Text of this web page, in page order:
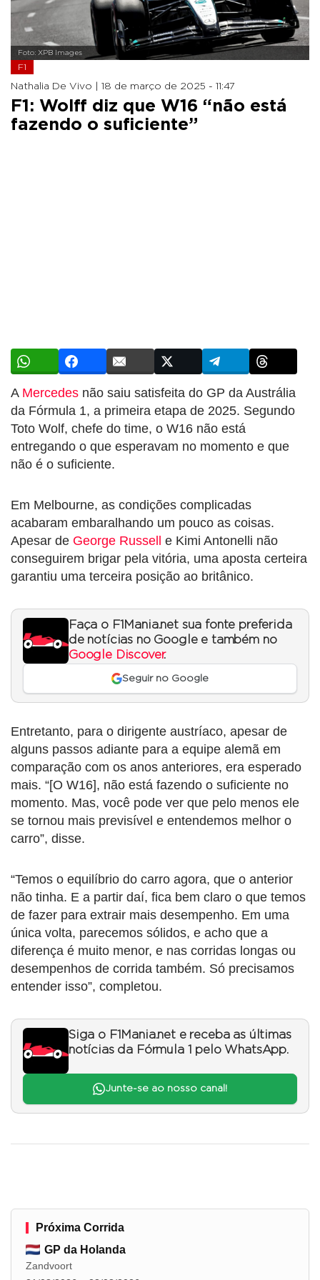
Foto: XPB Images
F1
Nathalia De Vivo | 18 de março de 2025 - 11:47
F1: Wolff diz que W16 “não está
fazendo o suficiente”
A Mercedes não saiu satisfeita do GP da Austrália
da Fórmula 1, a primeira etapa de 2025. Segundo
Toto Wolf, chefe do time, o W16 não está
entregando o que esperavam no momento e que
não é o suficiente.
Em Melbourne, as condições complicadas
acabaram embaralhando um pouco as coisas.
Apesar de George Russell e Kimi Antonelli não
conseguirem brigar pela vitória, uma aposta certeira
garantiu uma terceira posição ao britânico.
Faça o F1Mania.net sua fonte preferida
de notícias no Google e também no
Google Discover.
Seguir no Google
Entretanto, para o dirigente austríaco, apesar de
alguns passos adiante para a equipe alemã em
comparação com os anos anteriores, era esperado
mais. “[O W16], não está fazendo o suficiente no
momento. Mas, você pode ver que pelo menos ele
se tornou mais previsível e entendemos melhor o
carro”, disse.
“Temos o equilíbrio do carro agora, que o anterior
não tinha. E a partir daí, fica bem claro o que temos
de fazer para extrair mais desempenho. Em uma
única volta, parecemos sólidos, e acho que a
diferença é muito menor, e nas corridas longas ou
desempenhos de corrida também. Só precisamos
entender isso”, completou.
Siga o F1Mania.net e receba as últimas
notícias da Fórmula 1 pelo WhatsApp.
Junte-se ao nosso canal!
Próxima Corrida
GP da Holanda
Zandvoort